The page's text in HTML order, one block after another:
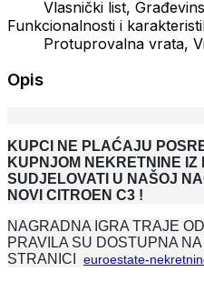
Vlasnički list,
Funkcionalnosti i
Protuprovalna vrata,
Opis
KUPCI NE PLAĆAJU
KUPNJOM NEKRETNINE IZ
SUDJELOVATI U NAŠOJ
NOVI CITROEN C3 !
NAGRADNA IGRA TRAJE
PRAVILA SU DOSTUPNA
STRANICI euroestate-